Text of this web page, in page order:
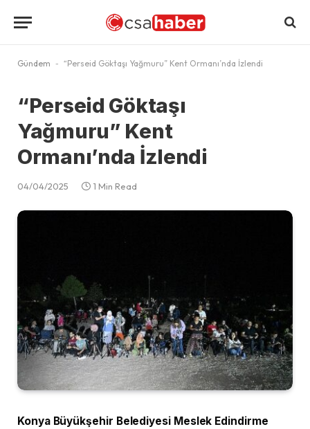
Gündem - “Perseid Göktaşı Yağmuru” Kent Ormanı’nda İzlendi
“Perseid Göktaşı
Yağmuru” Kent
Ormanı’nda İzlendi
04/04/2025 1 Min Read
Konya Büyükşehir Belediyesi Meslek Edindirme